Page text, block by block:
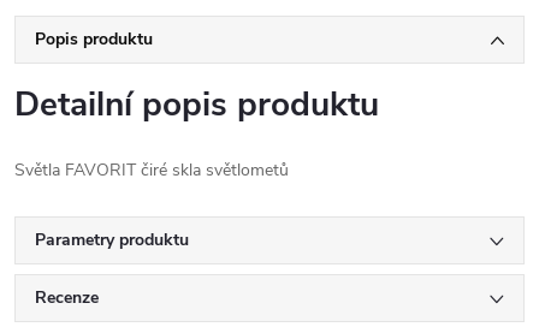
Popis produktu
Detailní popis produktu
Světla FAVORIT čiré skla světlometů
Parametry produktu
Recenze